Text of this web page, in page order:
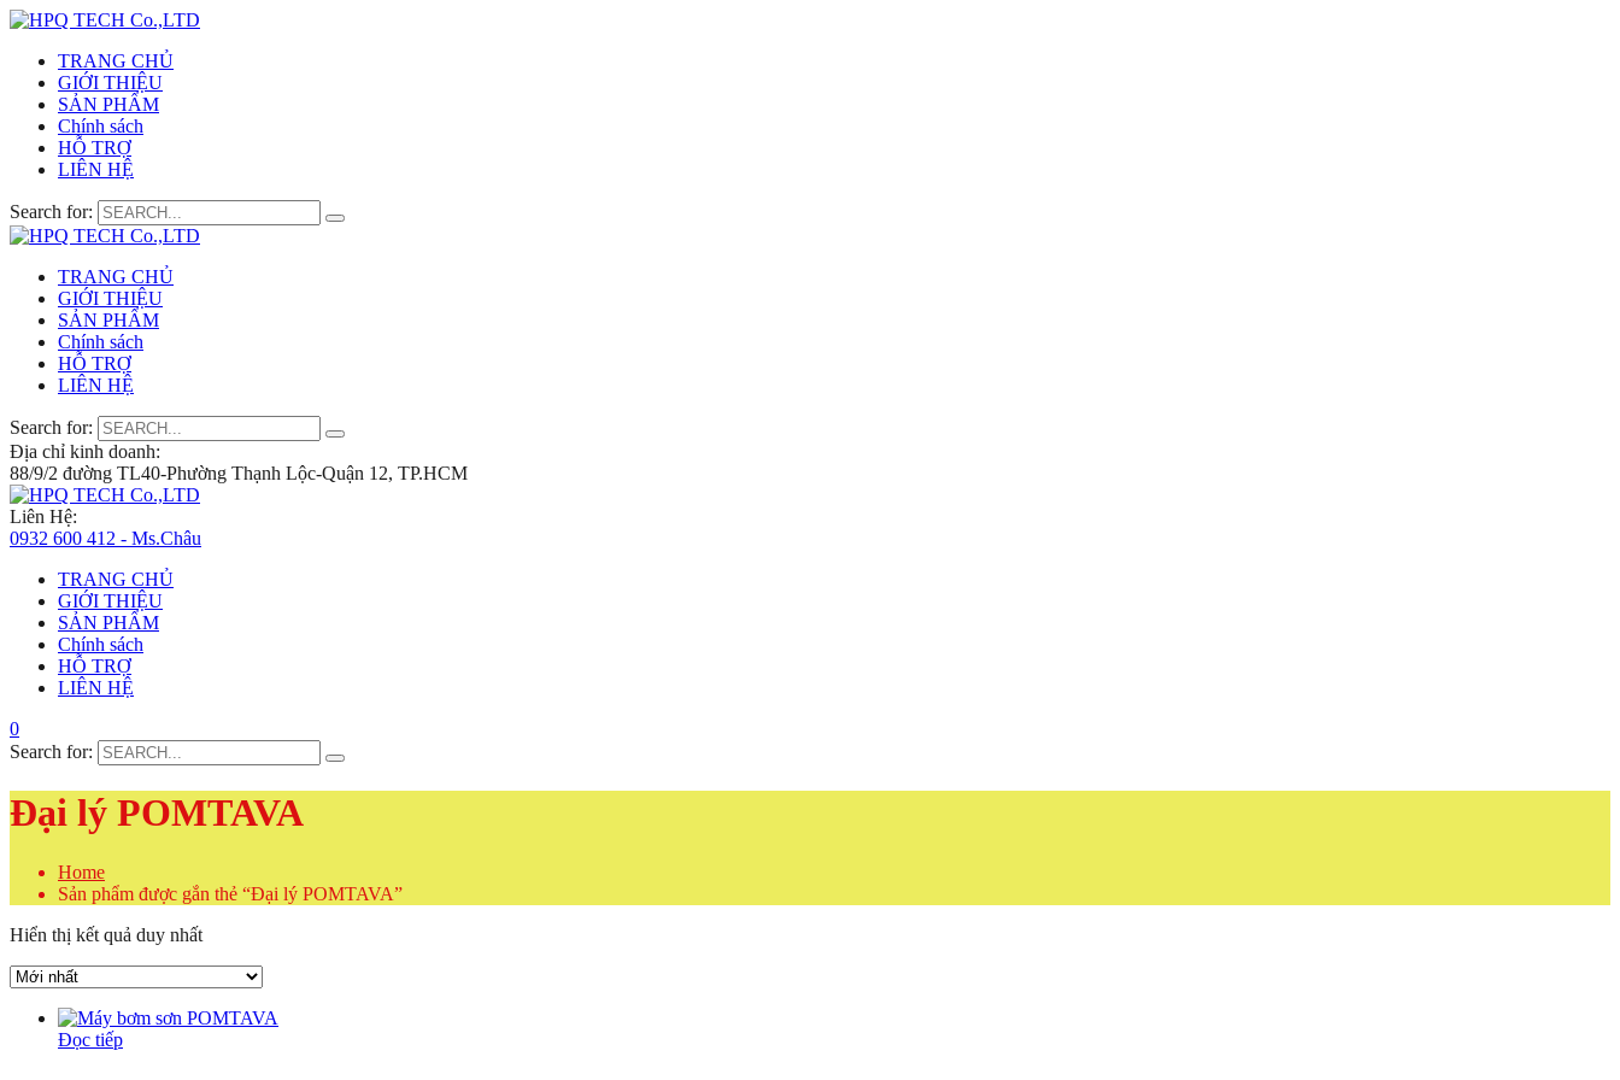
TRANG CHỦ
GIỚI THIỆU
SẢN PHẨM
Chính sách
HỖ TRỢ
LIÊN HỆ
Search for:
TRANG CHỦ
GIỚI THIỆU
SẢN PHẨM
Chính sách
HỖ TRỢ
LIÊN HỆ
Search for:
Địa chỉ kinh doanh:
88/9/2 đường TL40-Phường Thạnh Lộc-Quận 12, TP.HCM
Liên Hệ:
0932 600 412 - Ms.Châu
TRANG CHỦ
GIỚI THIỆU
SẢN PHẨM
Chính sách
HỖ TRỢ
LIÊN HỆ
0
Search for:
Đại lý POMTAVA
Home
Sản phẩm được gắn thẻ “Đại lý POMTAVA”
Hiển thị kết quả duy nhất
Đọc tiếp